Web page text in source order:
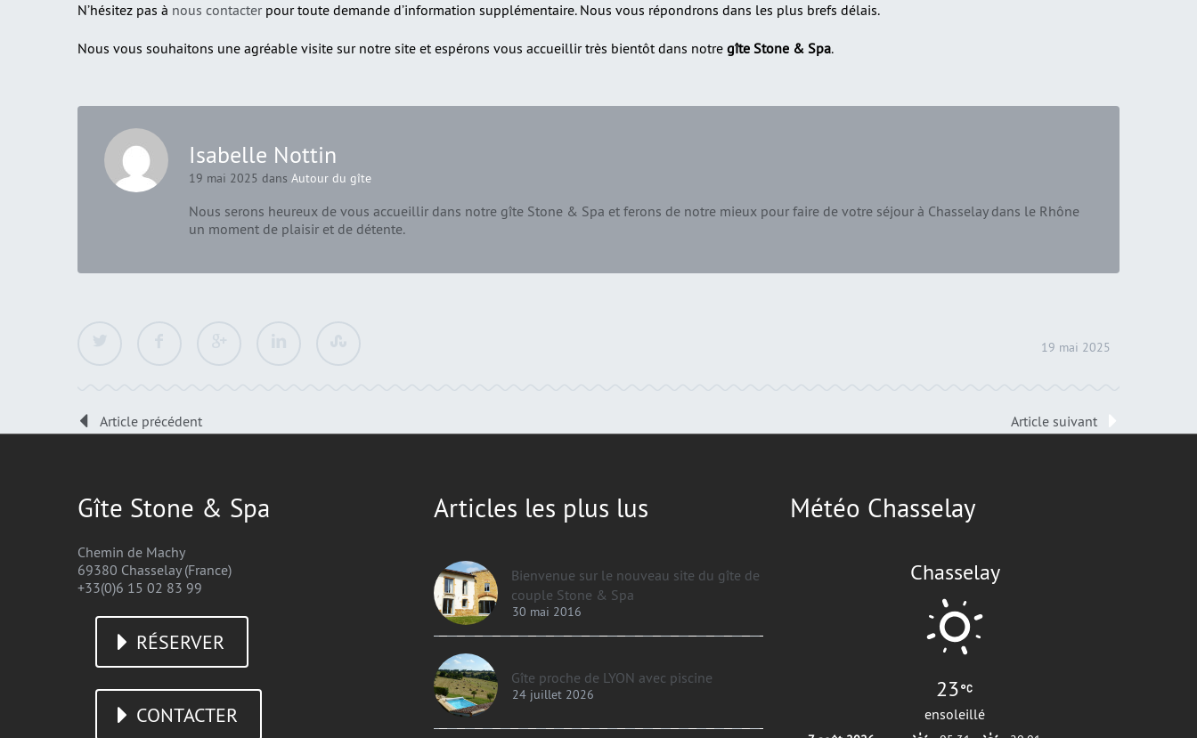
N’hésitez pas à nous contacterpour toute demande d’information supplémentaire. Nous vous répondrons dans les plus brefs délais.
Nous vous souhaitons une agréable visite sur notre site et espérons vous accueillir très bientôt dans notre gîte Stone & Spa.
Isabelle Nottin
19 mai 2025 dans Autour du gîte
Nous serons heureux de vous accueillir dans notre gîte Stone & Spa et ferons de notre mieux pour faire de votre séjour à Chasselay dans le Rhône
un moment de plaisir et de détente.
19 mai 2025
Article précédent Article suivant
Gîte Stone & Spa
Chemin de Machy
69380 Chasselay (France)
+33(0)6 15 02 83 99
RÉSERVER
CONTACTER
Articles les plus lus
Bienvenue sur le nouveau site du gîte de
couple Stone & Spa
30 mai 2016
Gîte proche de LYON avec piscine
24 juillet 2026
Météo Chasselay
Chasselay
23
ensoleillé